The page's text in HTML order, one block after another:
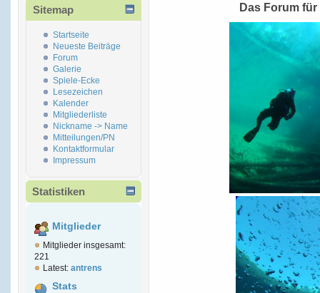
Sitemap
Startseite
Neueste Beiträge
Forum
Galerie
Spiele-Ecke
Lesezeichen
Kalender
Mitgliederliste
Nickname -> Name
Mitteilungen/PN
Kontaktformular
Impressum
Statistiken
Mitglieder
Mitglieder insgesamt:
221
Latest: antrens
Stats
Das Forum